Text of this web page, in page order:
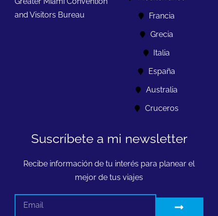
and Visitors Bureau
Francia
Grecia
Italia
España
Australia
Cruceros
Suscríbete a mi newsletter
Recibe información de tu interés para planear el
mejor de tus viajes